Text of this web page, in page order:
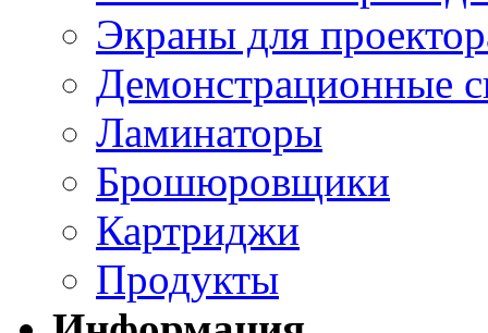
Экраны для
Демонстрационные
Ламинаторы
Брошюровщики
Картриджи
Продукты